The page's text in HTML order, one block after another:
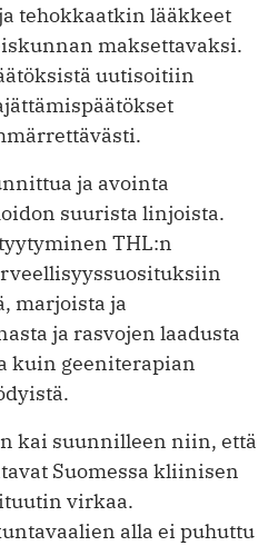
tehokkaatkin lääkkeet
maksettavaksi.
uutisoitiin
ja avointa
suurista linjoista.
THL:n
marjoista ja
ja rasvojen laadusta
kuin geeniterapian
kai suunnilleen niin, että
Suomessa kliinisen
virkaa.
alla ei puhuttu